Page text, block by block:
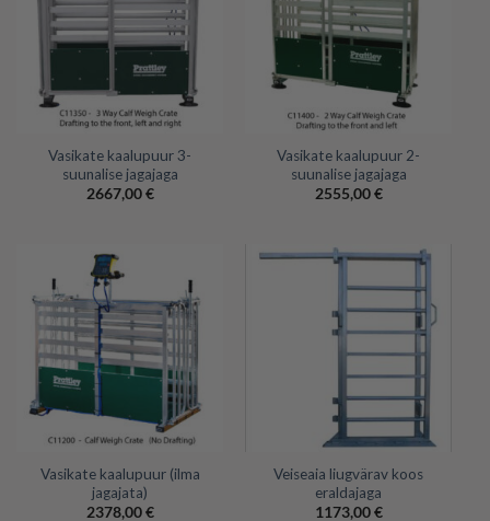
Vasikate kaalupuur 3-
suunalise jagajaga
2667,00€
Vasikate kaalupuur 2-
suunalise jagajaga
2555,00€
Vasikate kaalupuur (ilma
jagajata)
2378,00€
Veiseaia liugvärav koos
eraldajaga
1173,00€